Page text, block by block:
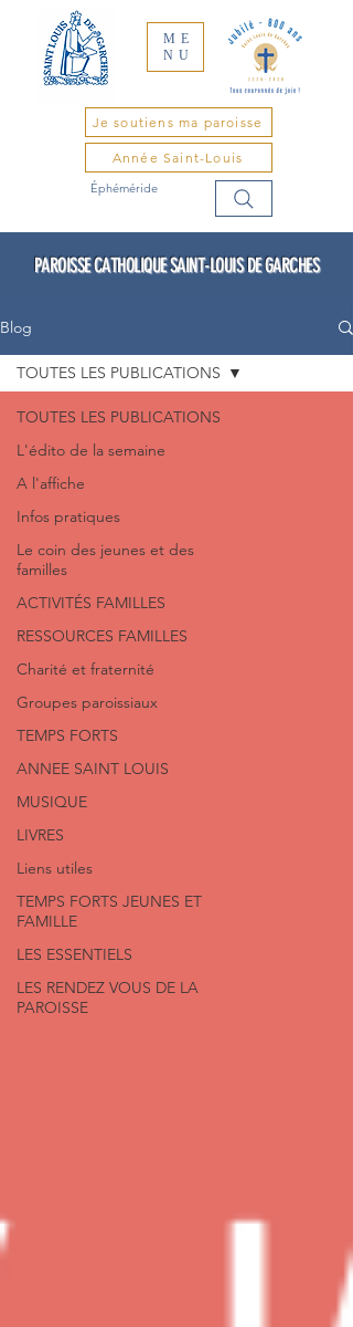
ME
NU
Je soutiens ma paroisse
Année Saint-Louis
Éphéméride
PAROISSE CATHOLIQUE SAINT-LOUIS DE GARCHES
Blog
TOUTES LES PUBLICATIONS
L'édito de la semaine
A l'affiche
Infos pratiques
Le coin des jeunes et des
familles
ACTIVITÉS FAMILLES
RESSOURCES FAMILLES
Charité et fraternité
Groupes paroissiaux
TEMPS FORTS
ANNEE SAINT LOUIS
MUSIQUE
LIVRES
Liens utiles
TEMPS FORTS JEUNES ET
FAMILLE
LES ESSENTIELS
LES RENDEZ VOUS DE LA
PAROISSE
TOUTES LES PUBLICATIONS